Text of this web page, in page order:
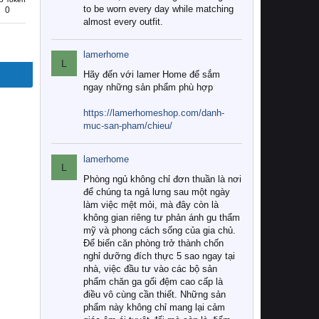
0
to be worn every day while matching
almost every outfit.
L
lamerhome
Hãy đến với lamer Home để sắm
ngay những sản phẩm phù hợp
https://lamerhomeshop.com/danh-
muc-san-pham/chieu/
L
lamerhome
Phòng ngủ không chỉ đơn thuần là nơi
để chúng ta ngả lưng sau một ngày
làm việc mệt mỏi, mà đây còn là
không gian riêng tư phản ánh gu thẩm
mỹ và phong cách sống của gia chủ.
Để biến căn phòng trở thành chốn
nghỉ dưỡng đích thực 5 sao ngay tại
nhà, việc đầu tư vào các bộ sản
phẩm chăn ga gối đệm cao cấp là
điều vô cùng cần thiết. Những sản
phẩm này không chỉ mang lại cảm